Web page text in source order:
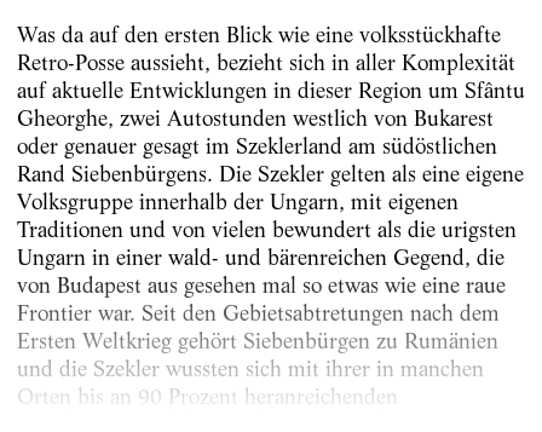
Was da auf den ersten Blick wie eine volksstückhafte
Retro-­Posse aussieht, bezieht sich in aller Komplexität
auf aktuelle Entwicklungen in dieser Region um Sfântu
Gheorghe, zwei Auto­stunden westlich von Bukarest
oder genauer gesagt im Szeklerland am südöstlichen
Rand Siebenbürgens. Die Szekler gelten als eine eigene
Volksgruppe innerhalb der Ungarn, mit eigenen
Traditionen und von vielen bewundert als die urigsten
Ungarn in einer wald- und bärenreichen Gegend, die
von Budapest aus gesehen mal so etwas wie eine raue
Frontier war. Seit den Gebietsabtretungen nach dem
Ersten Weltkrieg gehört Siebenbürgen zu Rumänien
und die Szekler wussten sich mit ihrer in manchen
Orten bis an 90 Prozent heranreichenden